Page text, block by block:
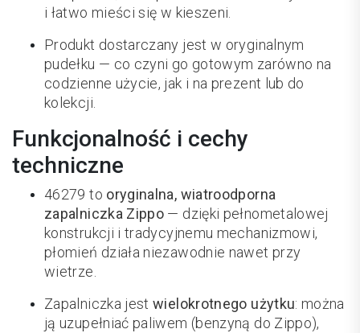
i łatwo mieści się w kieszeni.
Produkt dostarczany jest w oryginalnym
pudełku — co czyni go gotowym zarówno na
codzienne użycie, jak i na prezent lub do
kolekcji.
Funkcjonalność i cechy
techniczne
46279 to oryginalna, wiatroodporna
zapalniczka Zippo — dzięki pełnometalowej
konstrukcji i tradycyjnemu mechanizmowi,
płomień działa niezawodnie nawet przy
wietrze.
Zapalniczka jestwielokrotnego użytku: można
ją uzupełniać paliwem (benzyną do Zippo),